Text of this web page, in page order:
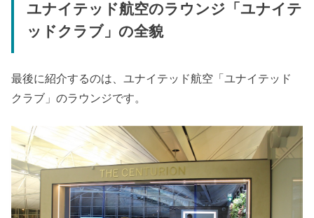
ユナイテッド航空のラウンジ「ユナイテ
ッドクラブ」の全貌
最後に紹介するのは、ユナイテッド航空「ユナイテッド
クラブ」のラウンジです。